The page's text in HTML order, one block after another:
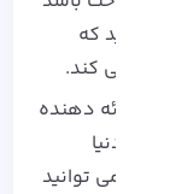
کنید که
می کند.
ارائه دهنده
در سراسر دنیا
می توانید